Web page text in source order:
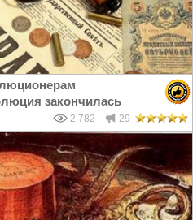
закончилась
2 782 29